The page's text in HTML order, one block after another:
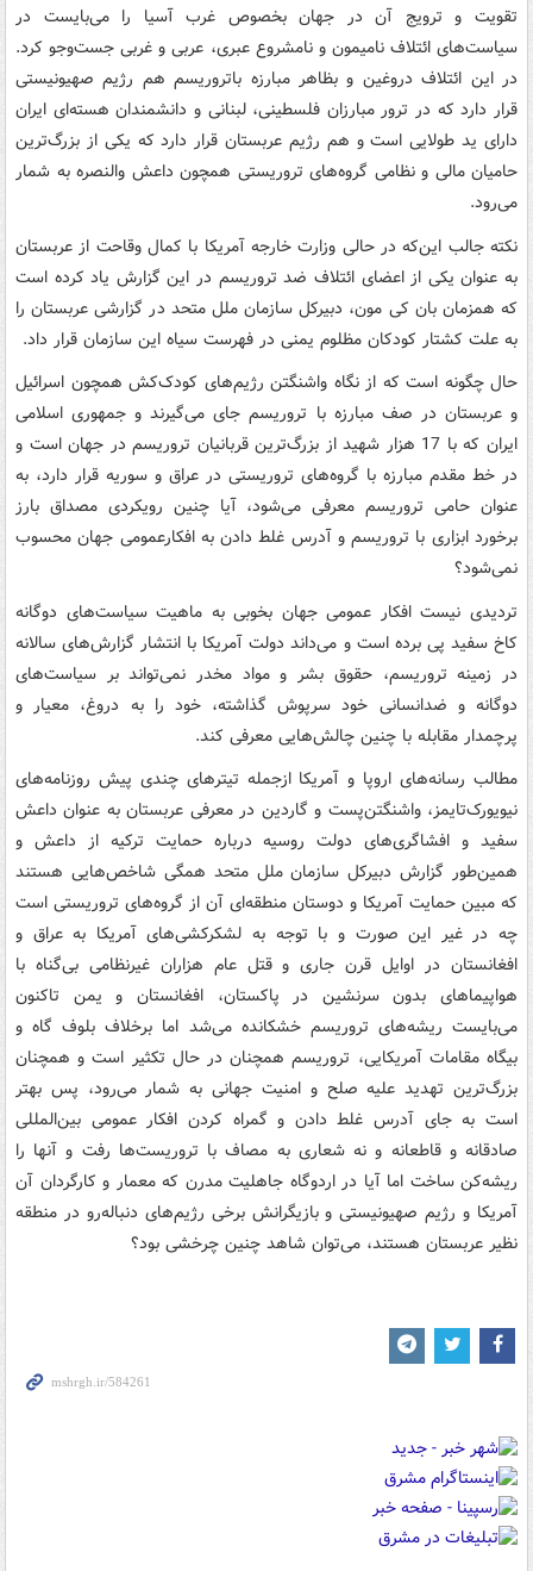
تقویت و ترویج آن در جهان بخصوص غرب آسیا را می‌بایست در
سیاست‌های ائتلاف نامیمون و نامشروع عبری، عربی و غربی جست‌وجو کرد.
در این ائتلاف دروغین و بظاهر مبارزه باتروریسم هم رژیم صهیونیستی
قرار دارد که در ترور مبارزان فلسطینی، لبنانی و دانشمندان هسته‌ای ایران
دارای ید طولایی است و هم رژیم عربستان قرار دارد که یکی از بزرگ‌ترین
حامیان مالی و نظامی گروه‌های تروریستی همچون داعش والنصره به شمار
می‌رود.
نکته جالب این‌که در حالی وزارت خارجه آمریکا با کمال وقاحت از عربستان
به عنوان یکی از اعضای ائتلاف ضد تروریسم در این گزارش یاد کرده است
که همزمان بان کی مون، دبیرکل سازمان ملل متحد در گزارشی عربستان را
به علت کشتار کودکان مظلوم یمنی در فهرست سیاه این سازمان قرار داد.
حال چگونه است که از نگاه واشنگتن رژیم‌های کودک‌کش همچون اسرائیل
و عربستان در صف مبارزه با تروریسم جای می‌گیرند و جمهوری اسلامی
ایران که با 17 هزار شهید از بزرگ‌ترین قربانیان تروریسم در جهان است و
در خط مقدم مبارزه با گروه‌های تروریستی در عراق و سوریه قرار دارد، به
عنوان حامی تروریسم معرفی می‌شود، آیا چنین رویکردی مصداق بارز
برخورد ابزاری با تروریسم و آدرس غلط دادن به افکارعمومی جهان محسوب
نمی‌شود؟
تردیدی نیست افکار عمومی جهان بخوبی به ماهیت سیاست‌های دوگانه
کاخ سفید پی برده است و می‌داند دولت آمریکا با انتشار گزارش‌های سالانه
در زمینه تروریسم، حقوق بشر و مواد مخدر نمی‌تواند بر سیاست‌های
دوگانه و ضدانسانی خود سرپوش گذاشته، خود را به دروغ، معیار و
پرچمدار مقابله با چنین چالش‌هایی معرفی کند.
مطالب رسانه‌های اروپا و آمریکا ازجمله تیترهای چندی پیش روزنامه‌‌های
نیویورک‌تایمز، واشنگتن‌پست و گاردین در معرفی عربستان به عنوان داعش
سفید و افشاگری‌های دولت روسیه درباره حمایت ترکیه از داعش و
همین‌طور گزارش دبیرکل سازمان ملل متحد همگی شاخص‌هایی هستند
که مبین حمایت آمریکا و دوستان منطقه‌ای آن از گروه‌های تروریستی است
چه در غیر این صورت و با توجه به لشکرکشی‌های آمریکا به عراق و
افغانستان در اوایل قرن جاری و قتل عام هزاران غیرنظامی بی‌گناه با
هواپیماهای بدون سرنشین در پاکستان، افغانستان و یمن تاکنون
می‌بایست ریشه‌های تروریسم خشکانده می‌شد اما برخلاف بلوف گاه و
بیگاه مقامات آمریکایی، تروریسم همچنان در حال تکثیر است و همچنان
بزرگ‌ترین تهدید علیه صلح و امنیت جهانی به شمار می‌رود، پس بهتر
است به جای آدرس غلط دادن و گمراه کردن افکار عمومی بین‌المللی
صادقانه و قاطعانه و نه شعاری به مصاف با تروریست‌ها رفت و آنها را
ریشه‌کن ساخت اما آیا در اردوگاه جاهلیت مدرن که معمار و کارگردان آن
آمریکا و رژیم صهیونیستی و بازیگرانش برخی رژیم‌های دنباله‌رو در منطقه
نظیر عربستان هستند، می‌توان شاهد چنین چرخشی بود؟